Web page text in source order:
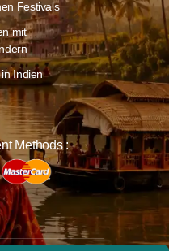
Festivals
mit
Indien
Methods :